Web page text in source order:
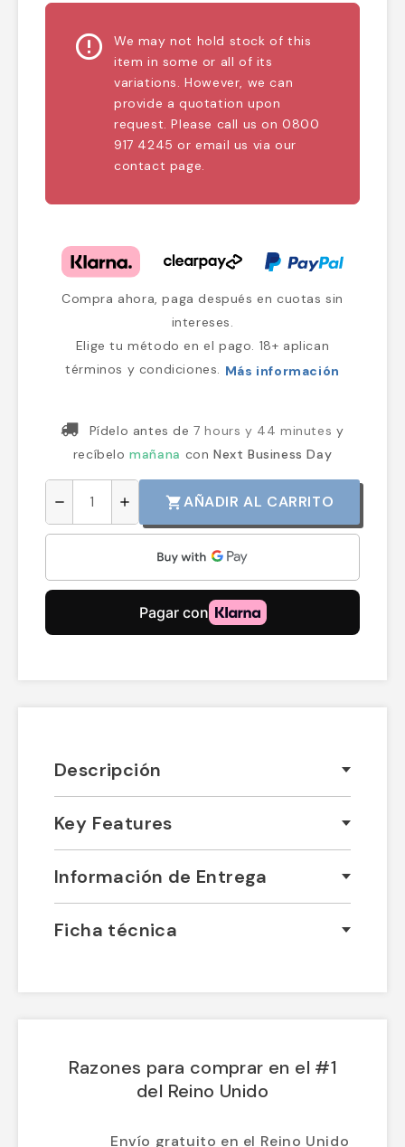
error_outline
We may not hold stock of this
item in some or all of its
variations. However, we can
provide a quotation upon
request. Please call us on 0800
917 4245 or email us via our
contact page.
Compra ahora, paga después en cuotas sin
intereses.
Elige tu método en el pago. 18+ aplican
términos y condiciones. Más información
Pídelo antes de7 hours y 44 minutes y
recíbelomañana con Next Business Day
remove add shopping_cartAÑADIR AL CARRITO
Descripción
Key Features
Información de Entrega
Ficha técnica
Razones para comprar en el #1
del Reino Unido
Envío gratuito en el Reino Unido